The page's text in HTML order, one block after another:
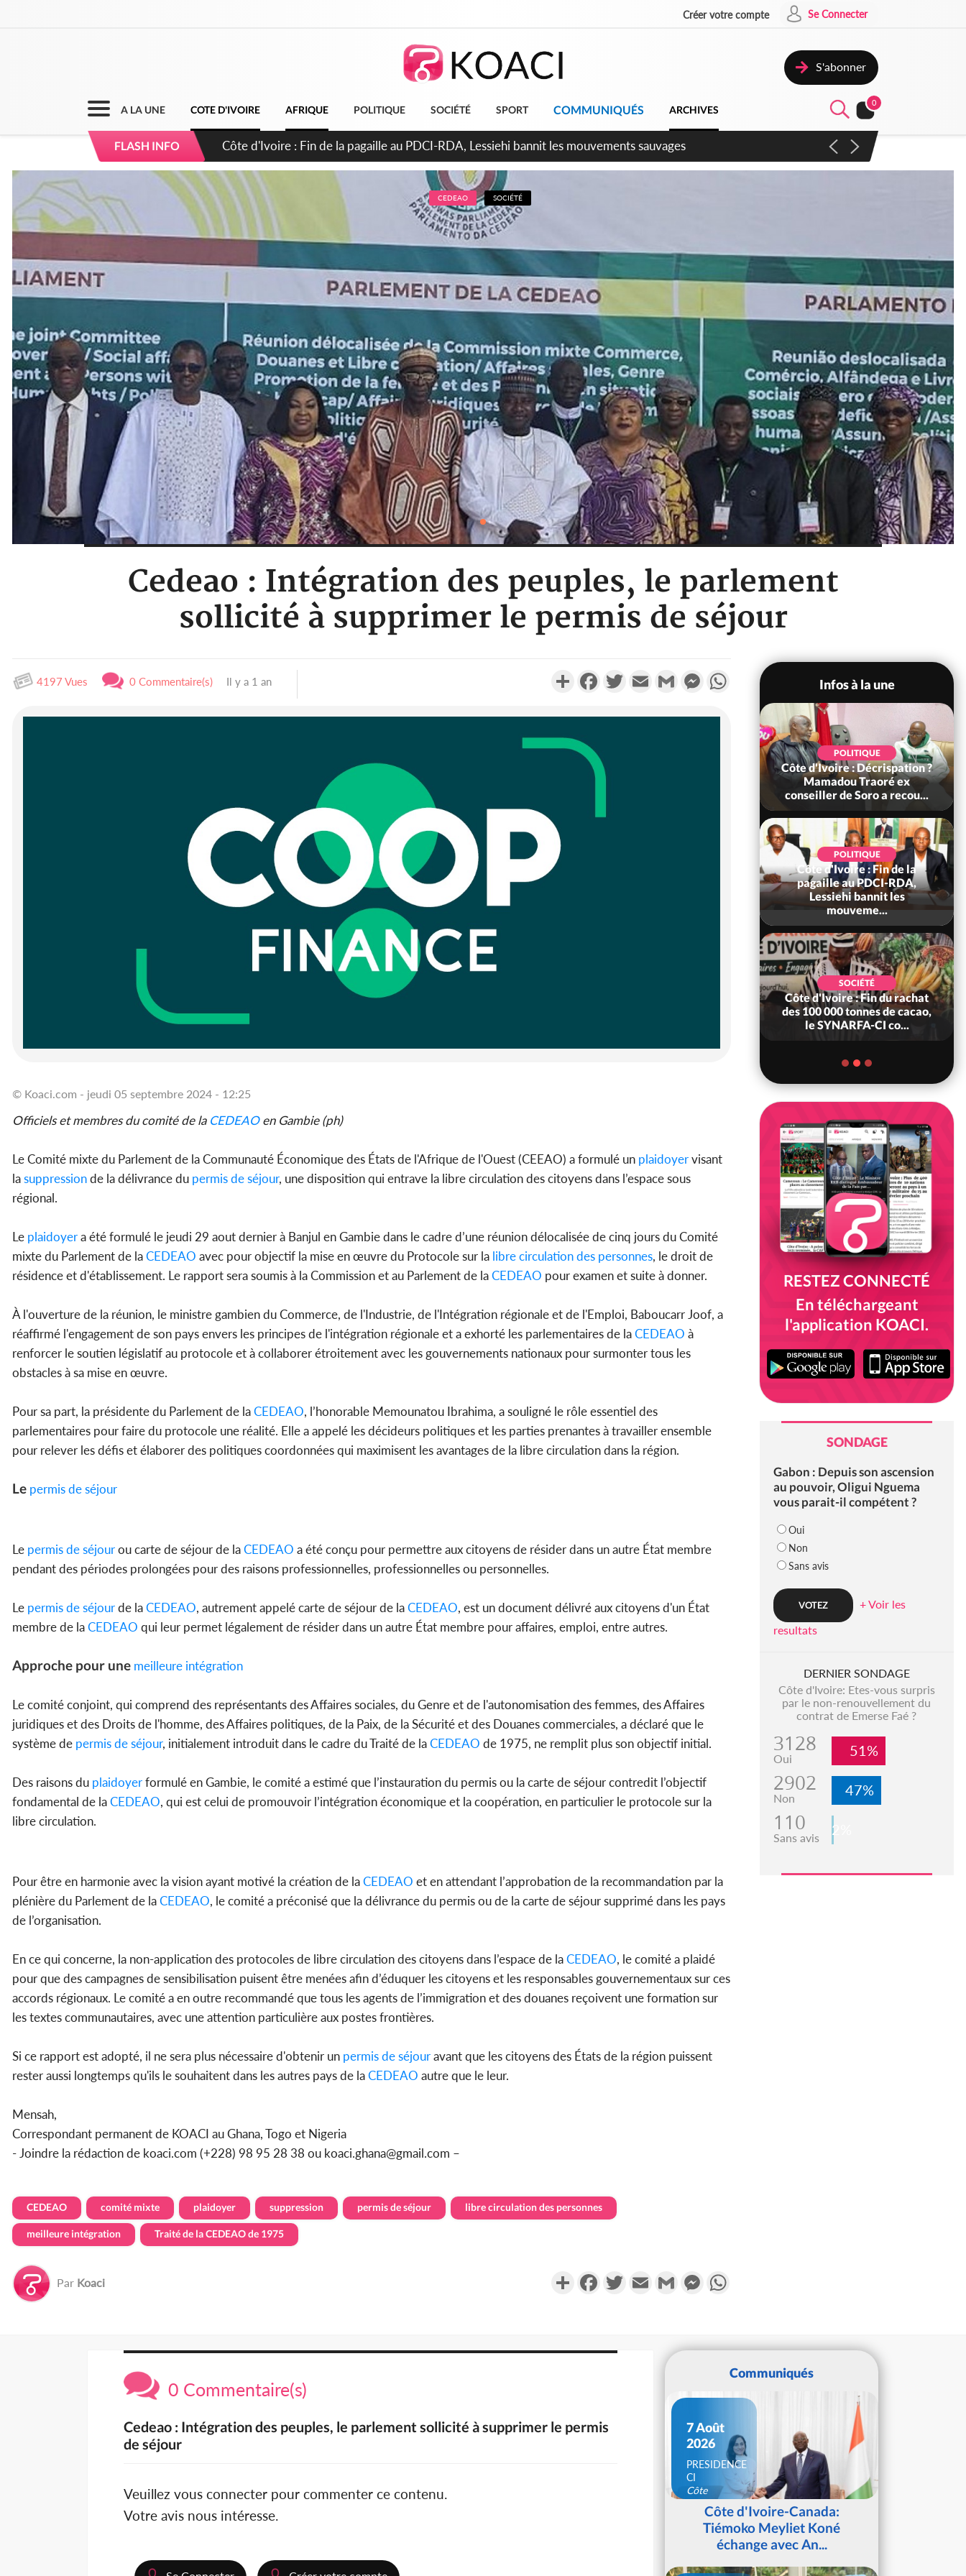
Créer votre compte Se Connecter
S'abonner
A LA UNE COTE D'IVOIRE AFRIQUE POLITIQUE SOCIÉTÉ SPORT COMMUNIQUÉS ARCHIVES
0
FLASH INFO Côte d'Ivoire : Ouattara promet des sanctions contre les déguerpissements illégaux
CEDEAO SOCIÉTÉ
Cedeao : Intégration des peuples, le parlement
sollicité à supprimer le permis de séjour
4197 Vues 0 Commentaire(s) Il y a 1 an PartagerFacebookTwitterEmail Gmail MessengerWhatsApp
© Koaci.com - jeudi 05 septembre 2024 - 12:25
Officiels et membres du comité de la CEDEAOen Gambie (ph)
Le Comité mixte du Parlement de la Communauté Économique des États de l'Afrique de l'Ouest (CEEAO) a formulé un plaidoyervisant
lasuppressionde la délivrance du permis de séjour, une disposition qui entrave la libre circulation des citoyens dans l’espace sous
régional.
Le plaidoyera été formulé le jeudi 29 aout dernier à Banjul en Gambie dans le cadre d’une réunion délocalisée de cinq jours du Comité
mixte du Parlement de laCEDEAO avec pour objectif la mise en œuvre du Protocole sur la libre circulation des personnes, le droit de
résidence et d'établissement. Le rapport sera soumis à la Commission et au Parlement de laCEDEAO pour examen et suite à donner.
À l'ouverture de la réunion, le ministre gambien du Commerce, de l'Industrie, de l'Intégration régionale et de l'Emploi, Baboucarr Joof, a
réaffirmé l'engagement de son pays envers les principes de l'intégration régionale et a exhorté les parlementaires de laCEDEAO à
renforcer le soutien législatif au protocole et à collaborer étroitement avec les gouvernements nationaux pour surmonter tous les
obstacles à sa mise en œuvre.
Pour sa part, la présidente du Parlement de laCEDEAO, l’honorable Memounatou Ibrahima, a souligné le rôle essentiel des
parlementaires pour faire du protocole une réalité. Elle a appelé les décideurs politiques et les parties prenantes à travailler ensemble
pour relever les défis et élaborer des politiques coordonnées qui maximisent les avantages de la libre circulation dans la région.
Le permis de séjour
Le permis de séjourou carte de séjour de laCEDEAO a été conçu pour permettre aux citoyens de résider dans un autre État membre
pendant des périodes prolongées pour des raisons professionnelles, professionnelles ou personnelles.
Le permis de séjourde laCEDEAO, autrement appelé carte de séjour de laCEDEAO, est un document délivré aux citoyens d'un État
membre de laCEDEAO qui leur permet légalement de résider dans un autre État membre pour affaires, emploi, entre autres.
Approche pour une meilleure intégration
Le comité conjoint, qui comprend des représentants des Affaires sociales, du Genre et de l'autonomisation des femmes, des Affaires
juridiques et des Droits de l'homme, des Affaires politiques, de la Paix, de la Sécurité et des Douanes commerciales, a déclaré que le
système de permis de séjour, initialement introduit dans le cadre du Traité de laCEDEAO de 1975, ne remplit plus son objectif initial.
Des raisons du plaidoyerformulé en Gambie, le comité a estimé que l’instauration du permis ou la carte de séjour contredit l’objectif
fondamental de laCEDEAO, qui est celui de promouvoir l’intégration économique et la coopération, en particulier le protocole sur la
libre circulation.
Pour être en harmonie avec la vision ayant motivé la création de laCEDEAO et en attendant l’approbation de la recommandation par la
plénière du Parlement de laCEDEAO, le comité a préconisé que la délivrance du permis ou de la carte de séjour supprimé dans les pays
de l’organisation.
En ce qui concerne, la non-application des protocoles de libre circulation des citoyens dans l’espace de laCEDEAO, le comité a plaidé
pour que des campagnes de sensibilisation puisent être menées afin d’éduquer les citoyens et les responsables gouvernementaux sur ces
accords régionaux. Le comité a en outre recommandé que tous les agents de l’immigration et des douanes reçoivent une formation sur
les textes communautaires, avec une attention particulière aux postes frontières.
Si ce rapport est adopté, il ne sera plus nécessaire d'obtenir un permis de séjouravant que les citoyens des États de la région puissent
rester aussi longtemps qu'ils le souhaitent dans les autres pays de laCEDEAO autre que le leur.
Mensah,
Correspondant permanent de KOACI au Ghana, Togo et Nigeria
- Joindre la rédaction de koaci.com (+228) 98 95 28 38 ou koaci.ghana@gmail.com –
CEDEAO comité mixte plaidoyer suppression permis de séjour libre circulation des personnes
meilleure intégration Traité de la CEDEAO de 1975
Par Koaci PartagerFacebookTwitterEmail Gmail Messenger
Infos à la une
Côte d'Ivoire : Ouattara
promet des sanctions contre
POLITIQUE
Côte d'Ivoire : Décrispation ?
Mamadou Traoré ex
conseiller de Soro a recou...
POLITIQUE
Côte d'Ivoire : Fin de la
pagaille au PDCI-RDA,
Lessiehi bannit les
mouveme...
SOCIÉTÉ
Côte d'Ivoire : Fin du rachat
des 100 000 tonnes de cacao,
le SYNARFA-CI co...
RESTEZ CONNECTÉ
En téléchargeant
l'application KOACI.
SONDAGE
Gabon : Depuis son ascension
au pouvoir, Oligui Nguema
vous parait-il compétent ?
Oui
Non
Sans avis
+ Voir les
resultats
DERNIER SONDAGE
Côte d'Ivoire: Etes-vous surpris
par le non-renouvellement du
contrat de Emerse Faé ?
3128
Oui 51%
2902
Non 47%
110
Sans avis 2%
0 Commentaire(s)
Cedeao : Intégration des peuples, le parlement sollicité à supprimer le permis
de séjour
Veuillez vous connecter pour commenter ce contenu.
Votre avis nous intéresse.
Communiqués
7 Août
2026
PRESIDENCE
CI
Côte
d'IvoireCôte d'Ivoire-Canada:
Tiémoko Meyliet Koné
échange avec An...